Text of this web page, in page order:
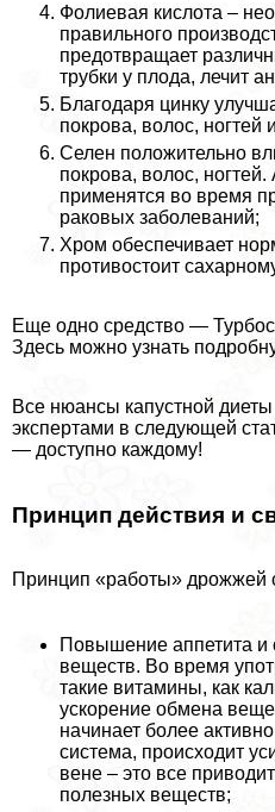
Фолиевая кислота –
правильного
предотвращает
трубки у плода, лечит
Благодаря цинку
покрова, волос,
Селен положительно
покрова, волос,
применятся во время
paковых заболеваний;
Хром обеспечивает
противостоит
Еще одно средство —
Здесь можно узнать
Все нюансы капустной
экспертами в следующей
— доступно каждому!
Принцип действия и
Принцип «работы» дрожжей
Повышение аппетита и
веществ. Во время
такие витамины, как
ускорение обмена
начинает более
система, происходит
вене – это все
полезных веществ;